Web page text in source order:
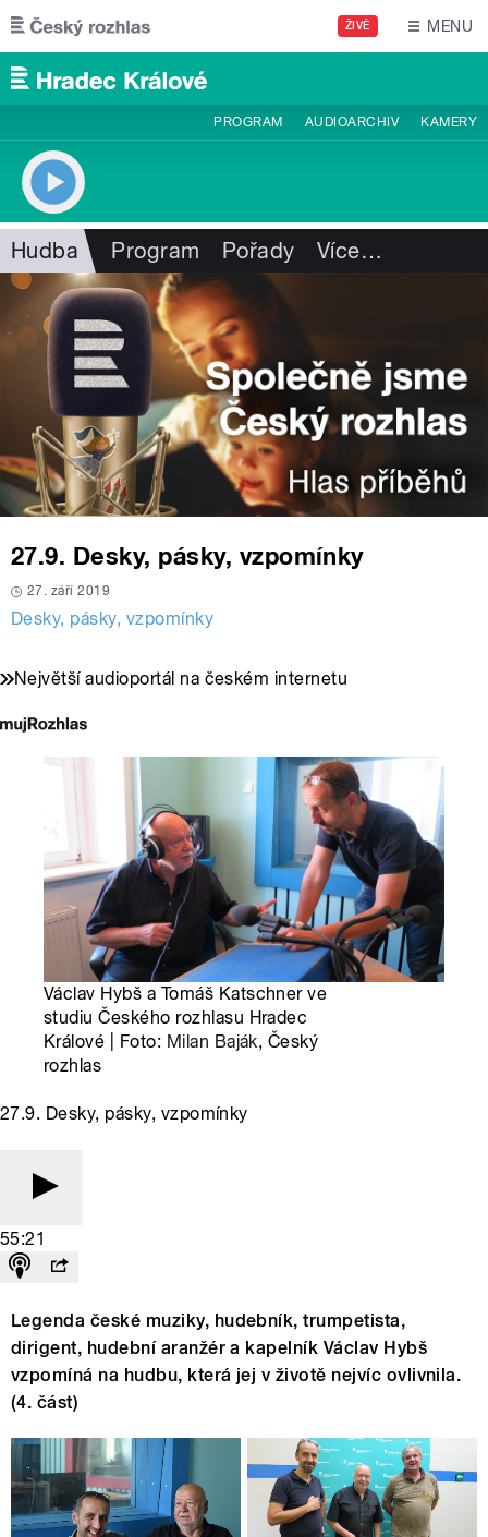
Přejít k hlavnímu obsahu
ŽIVĚ MENU
PROGRAM AUDIOARCHIV KAMERY
Hudba Program Pořady Více…
27.9. Desky, pásky, vzpomínky
27. září 2019
Desky, pásky, vzpomínky
Největší audioportál na českém internetu
Václav Hybš a Tomáš Katschner ve
studiu Českého rozhlasu Hradec
Králové | Foto: Milan Baják, Český
rozhlas
27.9. Desky, pásky, vzpomínky
55:21
Legenda české muziky, hudebník, trumpetista,
dirigent, hudební aranžér a kapelník Václav Hybš
vzpomíná na hudbu, která jej v životě nejvíc ovlivnila.
(4. část)